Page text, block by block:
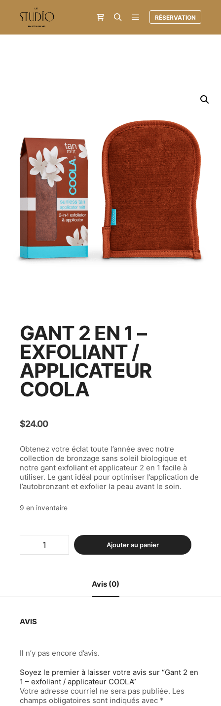
RÉSERVATION
GANT 2 EN 1 –
EXFOLIANT /
APPLICATEUR
COOLA
$24.00
Obtenez votre éclat toute l’année avec notre
collection de bronzage sans soleil biologique et
notre gant exfoliant et applicateur 2 en 1 facile à
utiliser. Le gant idéal pour optimiser l’application de
l’autobronzant et exfolier la peau avant le soin.
9 en inventaire
Ajouter au panier
Avis (0)
AVIS
Il n’y pas encore d’avis.
Soyez le premier à laisser votre avis sur “Gant 2 en
1 – exfoliant / applicateur COOLA”
Votre adresse courriel ne sera pas publiée. Les
champs obligatoires sont indiqués avec *